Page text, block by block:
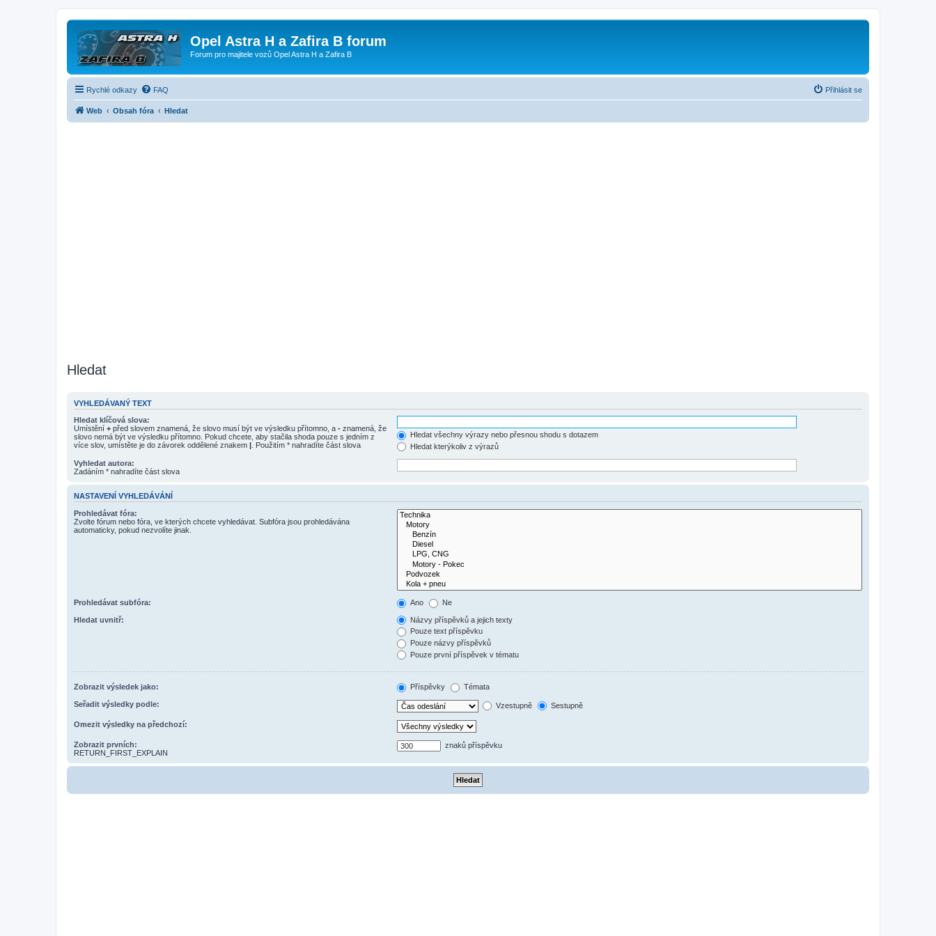
Opel Astra H a Zafira B forum
Forum pro majitele vozů Opel Astra H a Zafira B
Rychlé odkazy FAQ Přihlásit se
Web Obsah fóra Hledat
Hledat
VYHLEDÁVANÝ TEXT
Hledat klíčová slova:
Umístění + před slovem znamená, že slovo musí být ve výsledku přítomno, a - znamená, že
slovo nemá být ve výsledku přítomno. Pokud chcete, aby stačila shoda pouze s jedním z
více slov, umístěte je do závorek oddělené znakem | . Použitím * nahradíte část slova
Hledat všechny výrazy nebo přesnou shodu s dotazem
Hledat kterýkoliv z výrazů
Vyhledat autora:
Zadáním * nahradíte část slova
NASTAVENÍ VYHLEDÁVÁNÍ
Prohledávat fóra:
Zvolte fórum nebo fóra, ve kterých chcete vyhledávat. Subfóra jsou prohledávána
automaticky, pokud nezvolíte jinak.
Prohledávat subfóra: Ano Ne
Hledat uvnitř:
Názvy příspěvků a jejich texty
Pouze text příspěvku
Pouze názvy příspěvků
Pouze první příspěvek v tématu
Zobrazit výsledek jako: Příspěvky Témata
Seřadit výsledky podle: Vzestupně Sestupně
Omezit výsledky na předchozí:
Zobrazit prvních:
RETURN_FIRST_EXPLAIN
znaků příspěvku